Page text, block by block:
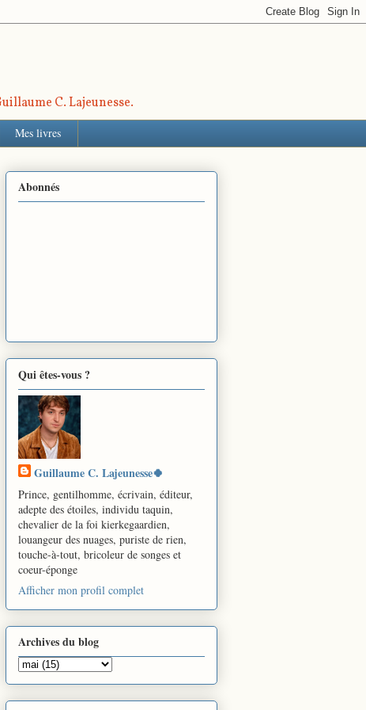
C. Lajeunesse.
Mes livres
Abonnés
Qui êtes-vous ?
Guillaume C. Lajeunesse🍀
Prince, gentilhomme, écrivain, éditeur,
adepte des étoiles, individu taquin,
chevalier de la foi kierkegaardien,
louangeur des nuages, puriste de rien,
touche-à-tout, bricoleur de songes et
coeur-éponge
Afficher mon profil complet
Archives du blog